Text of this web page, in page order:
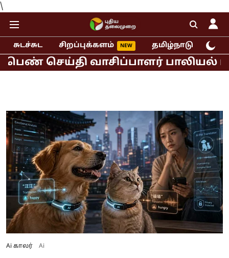
\
சுடச்சுட சிறப்புக்களம் தமிழ்நாடு
வாசிப்பாளர் பாலியல் புகார்!
Ai காலர் Ai